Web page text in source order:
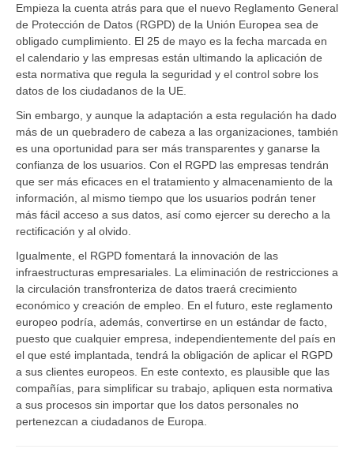
Empieza la cuenta atrás para que el nuevo Reglamento General
de Protección de Datos (RGPD) de la Unión Europea sea de
obligado cumplimiento. El 25 de mayo es la fecha marcada en
el calendario y las empresas están ultimando la aplicación de
esta normativa que regula la seguridad y el control sobre los
datos de los ciudadanos de la UE.
Sin embargo, y aunque la adaptación a esta regulación ha dado
más de un quebradero de cabeza a las organizaciones, también
es una oportunidad para ser más transparentes y ganarse la
confianza de los usuarios. Con el RGPD las empresas tendrán
que ser más eficaces en el tratamiento y almacenamiento de la
información, al mismo tiempo que los usuarios podrán tener
más fácil acceso a sus datos, así como ejercer su derecho a la
rectificación y al olvido.
Igualmente, el RGPD fomentará la innovación de las
infraestructuras empresariales. La eliminación de restricciones a
la circulación transfronteriza de datos traerá crecimiento
económico y creación de empleo. En el futuro, este reglamento
europeo podría, además, convertirse en un estándar de facto,
puesto que cualquier empresa, independientemente del país en
el que esté implantada, tendrá la obligación de aplicar el RGPD
a sus clientes europeos. En este contexto, es plausible que las
compañías, para simplificar su trabajo, apliquen esta normativa
a sus procesos sin importar que los datos personales no
pertenezcan a ciudadanos de Europa.